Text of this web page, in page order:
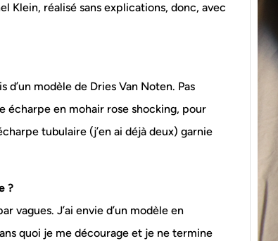
Klein, réalisé sans explications, donc, avec
modèle de Dries Van Noten. Pas
écharpe en mohair rose shocking, pour
tubulaire (j’en ai déjà deux) garnie
?
vagues. J’ai envie d’un modèle en
quoi je me décourage et je ne termine